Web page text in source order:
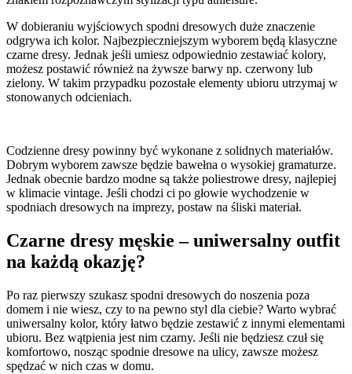
W dobieraniu wyjściowych spodni dresowych duże znaczenie
odgrywa ich kolor. Najbezpieczniejszym wyborem będą klasyczne
czarne dresy. Jednak jeśli umiesz odpowiednio zestawiać kolory,
możesz postawić również na żywsze barwy np. czerwony lub
zielony. W takim przypadku pozostałe elementy ubioru utrzymaj w
stonowanych odcieniach.
Codzienne dresy powinny być wykonane z solidnych materiałów.
Dobrym wyborem zawsze będzie bawełna o wysokiej gramaturze.
Jednak obecnie bardzo modne są także poliestrowe dresy, najlepiej
w klimacie vintage. Jeśli chodzi ci po głowie wychodzenie w
spodniach dresowych na imprezy, postaw na śliski materiał.
Czarne dresy męskie – uniwersalny outfit
na każdą okazję?
Po raz pierwszy szukasz spodni dresowych do noszenia poza
domem i nie wiesz, czy to na pewno styl dla ciebie? Warto wybrać
uniwersalny kolor, który łatwo będzie zestawić z innymi elementami
ubioru. Bez wątpienia jest nim czarny. Jeśli nie będziesz czuł się
komfortowo, nosząc spodnie dresowe na ulicy, zawsze możesz
spędzać w nich czas w domu.